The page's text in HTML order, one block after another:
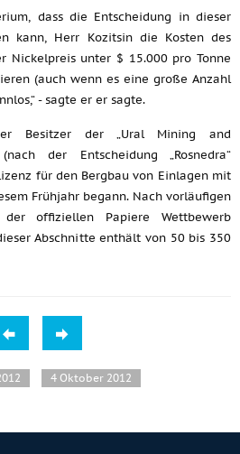
dass die Entscheidung in dieser
kann, Herr Kozitsin die Kosten des
Nickelpreis unter $ 15.000 pro Tonne
(auch wenn es eine große Anzahl
- sagte er er sagte.
Besitzer der „Ural Mining and
der Entscheidung „Rosnedra“
für den Bergbau von Einlagen mit
Frühjahr begann. Nach vorläufigen
offiziellen Papiere Wettbewerb
Abschnitte enthält von 50 bis 350
4 Oktober 2012